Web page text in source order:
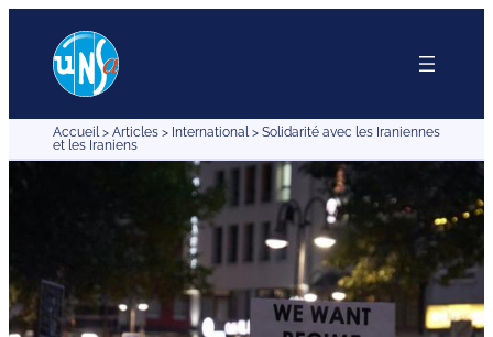
contenu
Accueil> Articles > International> Solidarité avec les Iraniennes
et les Iraniens